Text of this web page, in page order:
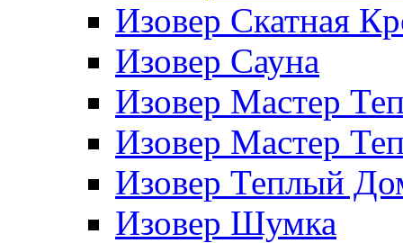
Изовер Скатная
Изовер Сауна
Изовер Мастер
Изовер Мастер
Изовер Теплый
Изовер Шумка